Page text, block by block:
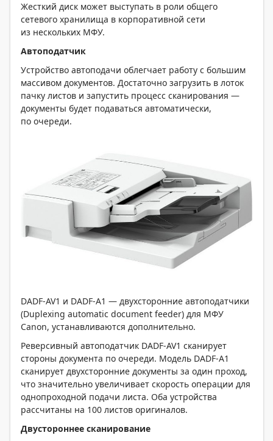
Жесткий диск может выступать в роли общего
сетевого хранилища в корпоративной сети
из нескольких МФУ.
Автоподатчик
Устройство автоподачи облегчает работу с большим
массивом документов. Достаточно загрузить в лоток
пачку листов и запустить процесс сканирования —
документы будет подаваться автоматически,
по очереди.
DADF-AV1 и DADF-A1 — двухсторонние автоподатчики
(Duplexing automatic document feeder) для МФУ
Canon, устанавливаются дополнительно.
Реверсивный автоподатчик DADF-AV1 сканирует
стороны документа по очереди. Модель DADF-A1
сканирует двухсторонние документы за один проход,
что значительно увеличивает скорость операции для
однопроходной подачи листа. Оба устройства
рассчитаны на 100 листов оригиналов.
Двустороннее сканирование